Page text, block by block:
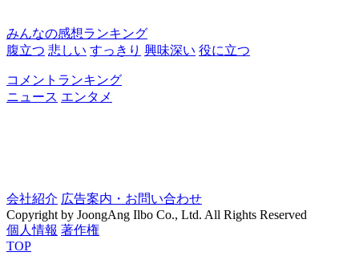
みんなの感想ランキング
腹立つ 悲しい すっきり 興味深い 役に立つ
コメントランキング
ニュース エンタメ
会社紹介 広告案内・お問い合わせ
Copyright by JoongAng Ilbo Co., Ltd. All Rights Reserved
個人情報 著作権
TOP